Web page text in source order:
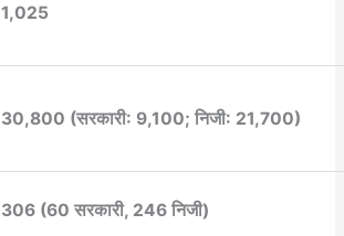
1,025
30,800 (सरकारी: 9,100; निजी: 21,700)
306 (60 सरकारी, 246 निजी)